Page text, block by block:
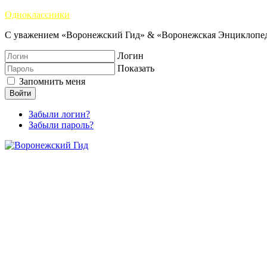
Одноклассники
С уважением «Воронежский Гид» & «Воронежская
Логин
Показать
Запомнить меня
Войти
Забыли логин?
Забыли пароль?